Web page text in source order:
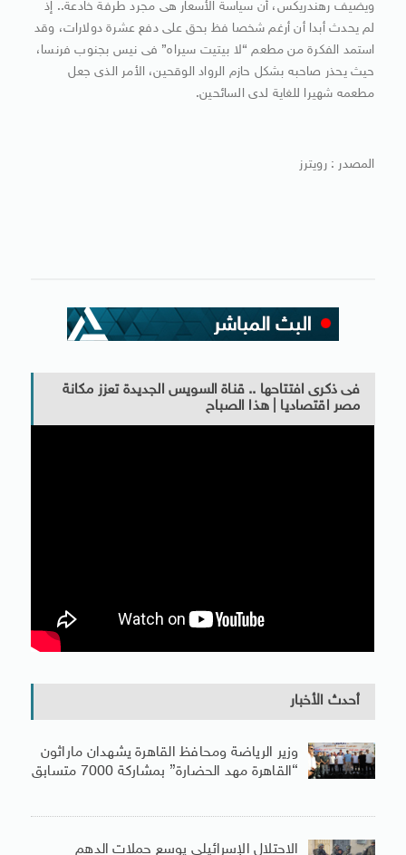
ويضيف رهندريكس، أن سياسة الأسعار هى مجرد طرفة خادعة.. إذ
لم يحدث أبدا أن أرغم شخصا فظ بحق على دفع عشرة دولارات، وقد
استمد الفكرة من مطعم “لا بيتيت سيراه” فى نيس بجنوب فرنسا،
حيث يحذر صاحبه بشكل حازم الرواد الوقحين، الأمر الذى جعل
مطعمه شهيرا للغاية لدى السائحين.
المصدر : رويترز
فى ذكرى افتتاحها .. قناة السويس الجديدة تعزز مكانة
مصر اقتصاديا | هذا الصباح
أحدث الأخبار
وزير الرياضة ومحافظ القاهرة يشهدان ماراثون
“القاهرة مهد الحضارة” بمشاركة 7000 متسابق
الاحتلال الإسرائيلى يوسع حملات الدهم